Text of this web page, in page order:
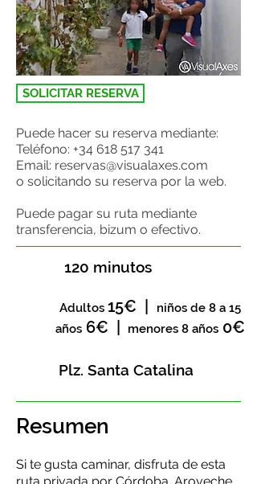
SOLICITAR RESERVA
Puede hacer su reserva mediante:
Teléfono: +34 618 517 341
Email: reservas@visualaxes.com
o solicitando su reserva por la web.
Puede pagar su ruta mediante
transferencia, bizum o efectivo.
120 minutos
Adultos 15€ |
niños de 8 a 15
años 6€ | menores 8 años 0€
Plz. Santa Catalina
Resumen
Si te gusta caminar, disfruta de esta